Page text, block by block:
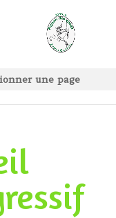
une page